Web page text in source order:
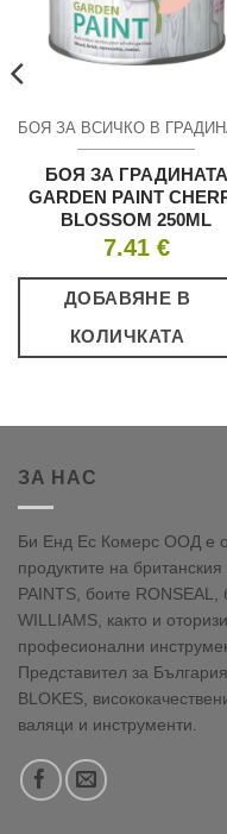
БОЯ ЗА ГРАДИНАТА
GARDEN PAINT
BLOSSOM 250ML
7.41 €
ДОБАВЯНЕ В
КОЛИЧКАТА
ЗА НАС
Би Енд Ес Комерс ООД е
продуктите на
PAINTS, боите
WILLIAMS, както и
професионални
Представител за
BLOKES,
валяци и инструменти.